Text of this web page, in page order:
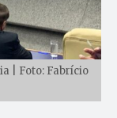
| Foto: Fabrício